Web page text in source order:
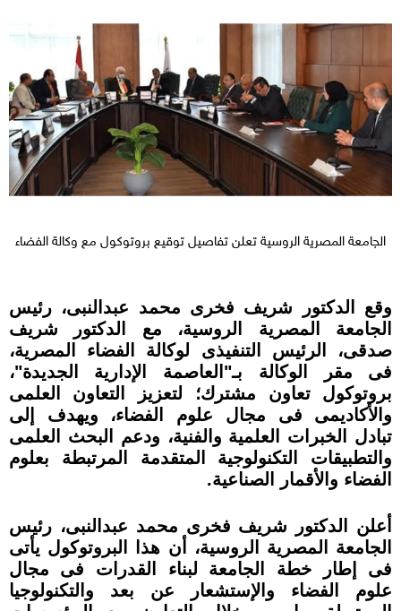
الجامعة المصرية الروسية تعلن تفاصيل توقيع بروتوكول مع وكالة الفضاء
وقع الدكتور شريف فخرى محمد عبدالنبى، رئيس
الجامعة المصرية الروسية، مع الدكتور شريف
صدقى، الرئيس التنفيذى لوكالة الفضاء المصرية،
فى مقر الوكالة بـ"العاصمة الإدارية الجديدة"،
بروتوكول تعاون مشترك؛ لتعزيز التعاون العلمى
والأكاديمى فى مجال علوم الفضاء، ويهدف إلى
تبادل الخبرات العلمية والفنية، ودعم البحث العلمى
والتطبيقات التكنولوجية المتقدمة المرتبطة بعلوم
الفضاء والأقمار الصناعية.
أعلن الدكتور شريف فخرى محمد عبدالنبى، رئيس
الجامعة المصرية الروسية، أن هذا البروتوكول يأتى
فى إطار خطة الجامعة لبناء القدرات فى مجال
علوم الفضاء والإستشعار عن بعد والتكنولوجيا